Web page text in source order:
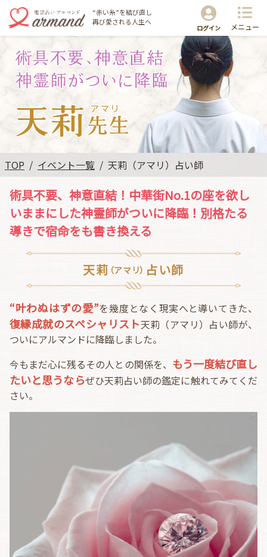
メニュー
“赤い糸”を結び直し
再び愛される人生へ
ログイン
TOP イベント一覧 天莉（アマリ）占い師
術具不要、神意直結！中華街No.1の座を欲し
いままにした神霊師がついに降臨！別格たる
導きで宿命をも書き換える
天莉 （アマリ） 占い師
“叶わぬはずの愛”を幾度となく現実へと導いてきた、
復縁成就のスペシャリスト天莉（アマリ）占い師が、
ついにアルマンドに降臨しました。
今もまだ心に残るその人との関係を、 もう一度結び直し
たいと思うならぜひ天莉占い師の鑑定に触れてみてくだ
さい。